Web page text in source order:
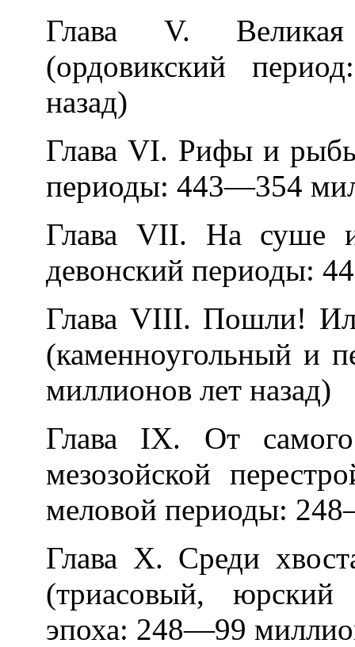
Глава V. Великая
(ордовикский
назад)
Глава VI. Рифы и
периоды: 443—354
Глава VII. На суше
девонский периоды:
Глава VIII. Пошли!
(каменноугольный и
миллионов лет назад)
Глава IХ. От
мезозойской
меловой периоды:
Глава Х. Среди
(триасовый,
эпоха: 248—99